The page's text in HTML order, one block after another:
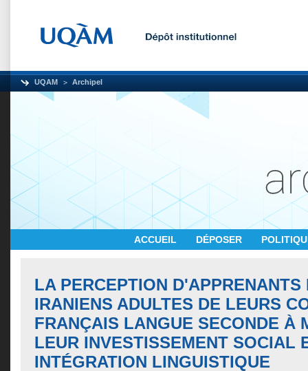
UQAM Archipel
ACCUEIL DÉPOSER
LA PERCEPTION D'APPRENANTS
IRANIENS ADULTES DE LEURS
FRANÇAIS LANGUE SECONDE À
LEUR INVESTISSEMENT SOCIAL
INTÉGRATION LINGUISTIQUE